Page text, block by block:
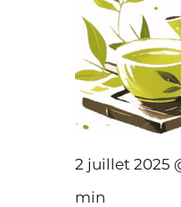
2 juillet 2025
min